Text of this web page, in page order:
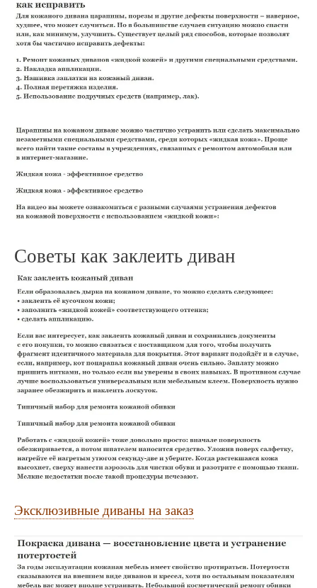
Советы как заклеить диван
Эксклюзивные диваны на заказ